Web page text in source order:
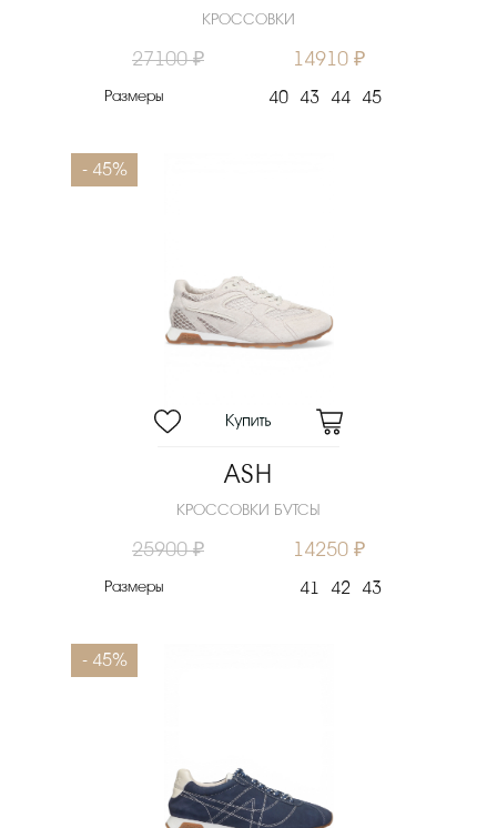
КРОССОВКИ
27100 ₽ 14910 ₽
Размеры 40 43 44 45
- 45%
ASH
КРОССОВКИ БУТСЫ
25900 ₽ 14250 ₽
Размеры 41 42 43
- 45%